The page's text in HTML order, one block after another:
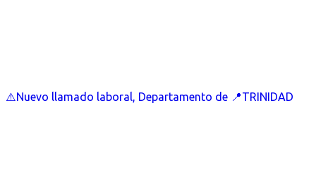
⚠️Nuevo llamado laboral, Departamento de 📍TRINIDAD